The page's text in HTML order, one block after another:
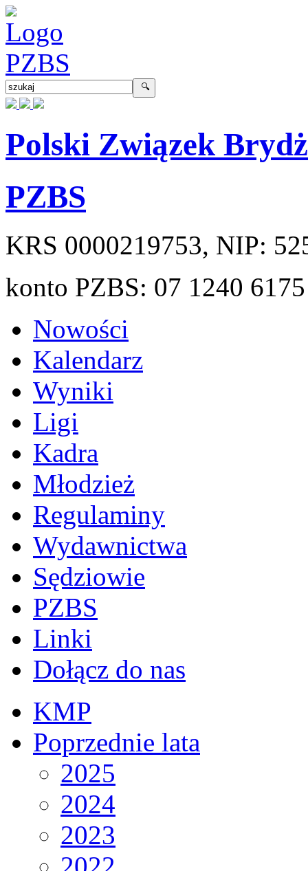
Polski Związek
PZBS
KRS 0000219753, NIP:
konto PZBS: 07 1240
Nowości
Kalendarz
Wyniki
Ligi
Kadra
Młodzież
Regulaminy
Wydawnictwa
Sędziowie
PZBS
Linki
Dołącz do nas
KMP
Poprzednie lata
2025
2024
2023